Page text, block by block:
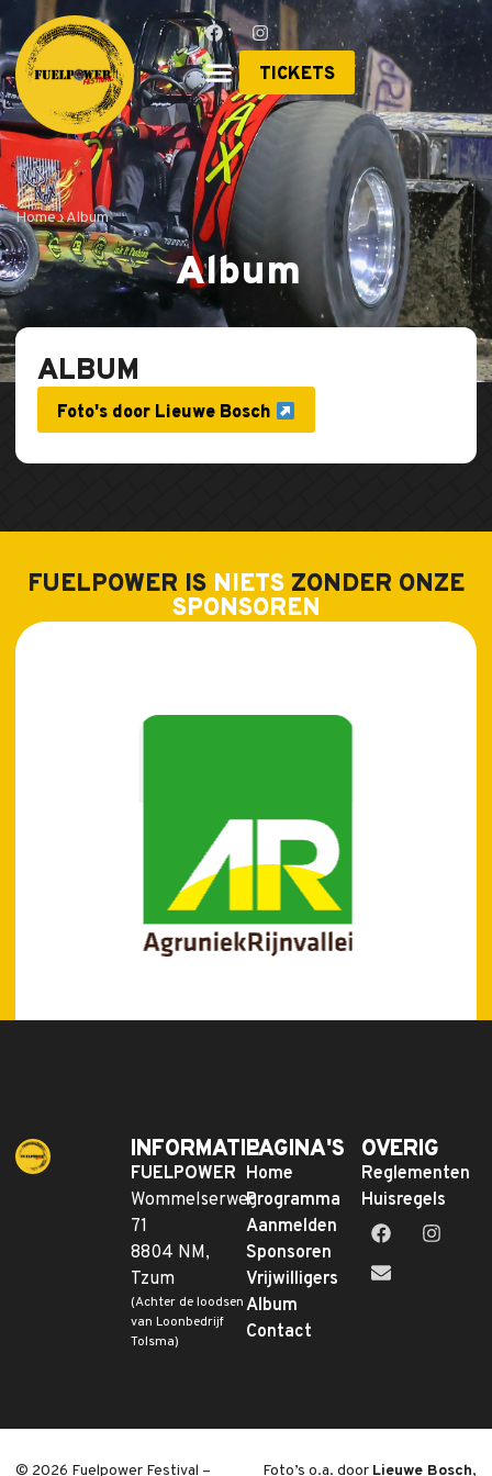
TICKETS
Home › Album
Album
ALBUM
Foto's door Lieuwe Bosch
FUELPOWER IS NIETS ZONDER ONZE
SPONSOREN
INFORMATIE
FUELPOWER
Wommelserweg
71
8804 NM,
Tzum
(Achter de loodsen
van Loonbedrijf
Tolsma)
PAGINA'S
Home
Programma
Aanmelden
Sponsoren
Vrijwilligers
Album
Contact
OVERIG
Reglementen
Huisregels
© 2026 Fuelpower Festival – Foto’s o.a. door Lieuwe Bosch,